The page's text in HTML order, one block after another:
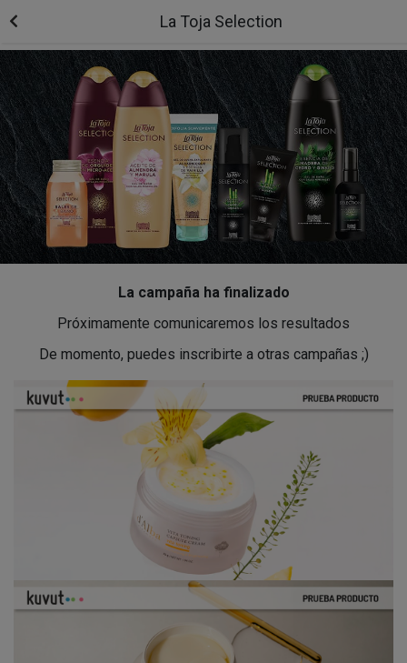
La Toja Selection
La campaña ha finalizado
Próximamente comunicaremos los resultados
De momento, puedes inscribirte a otras campañas ;)